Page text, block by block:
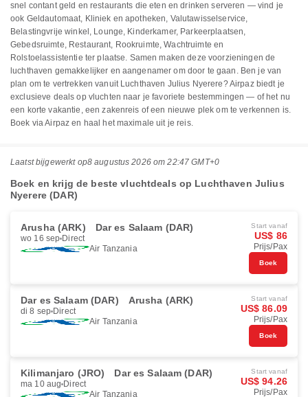
snel contant geld en restaurants die eten en drinken serveren — vind je
ook Geldautomaat, Kliniek en apotheken, Valutawisselservice,
Belastingvrije winkel, Lounge, Kinderkamer, Parkeerplaatsen,
Gebedsruimte, Restaurant, Rookruimte, Wachtruimte en
Rolstoelassistentie ter plaatse. Samen maken deze voorzieningen de
luchthaven gemakkelijker en aangenamer om door te gaan. Ben je van
plan om te vertrekken vanuit Luchthaven Julius Nyerere? Airpaz biedt je
exclusieve deals op vluchten naar je favoriete bestemmingen — of het nu
een korte vakantie, een zakenreis of een nieuwe plek om te verkennen is.
Boek via Airpaz en haal het maximale uit je reis.
Laatst bijgewerkt op8 augustus 2026 om 22:47 GMT+0
Boek en krijg de beste vluchtdeals op Luchthaven Julius
Nyerere (DAR)
Arusha (ARK) Dar es Salaam (DAR)
wo 16 sep Direct
Air Tanzania
Start vanaf
US$ 86
Prijs/Pax
Boek
Dar es Salaam (DAR) Arusha (ARK)
di 8 sep Direct
Air Tanzania
Start vanaf
US$ 86.09
Prijs/Pax
Boek
Kilimanjaro (JRO) Dar es Salaam (DAR)
ma 10 aug Direct
Air Tanzania
Start vanaf
US$ 94.26
Prijs/Pax